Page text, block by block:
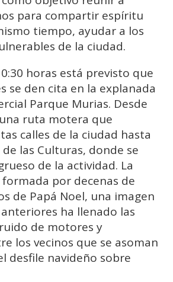
para compartir espíritu
tiempo, ayudar a los
de la ciudad.
horas está previsto que
se den cita en la explanada
Parque Murias. Desde
ruta motera que
calles de la ciudad hasta
las Culturas, donde se
de la actividad. La
por decenas de
de Papá Noel, una imagen
ha llenado las
de motores y
los vecinos que se asoman
desfile navideño sobre